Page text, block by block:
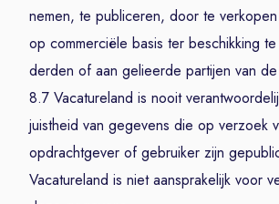
nemen, te publiceren, door te
op commerciële basis ter beschikking
derden of aan gelieerde partijen van
8.7 Vacatureland is nooit
juistheid van gegevens die op verzoek
opdrachtgever of gebruiker zijn
Vacatureland is niet aansprakelijk voor